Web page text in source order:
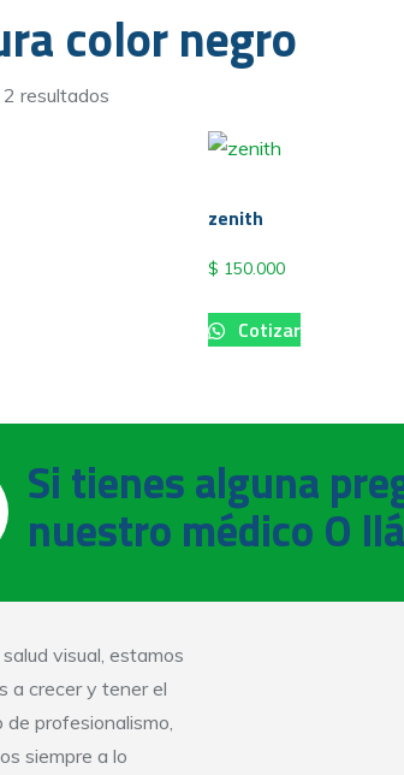
color negro
resultados
zenith
$ 150.000
Cotizar
Si tienes alguna
nuestro médico O
visual, estamos
a crecer y tener el
profesionalismo,
siempre a lo